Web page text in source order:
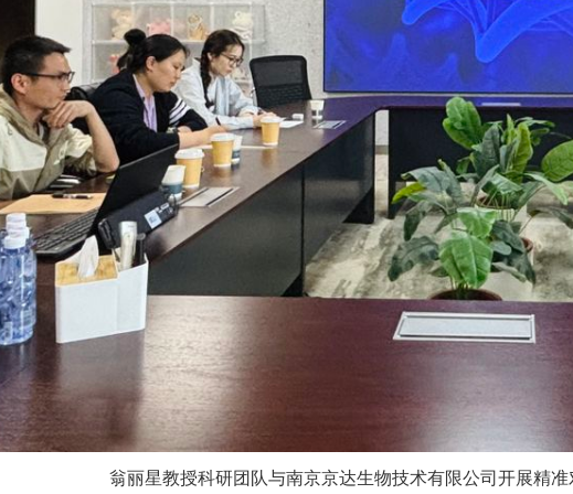
翁丽星教授科研团队与南京京达生物技术有限公司开展精准